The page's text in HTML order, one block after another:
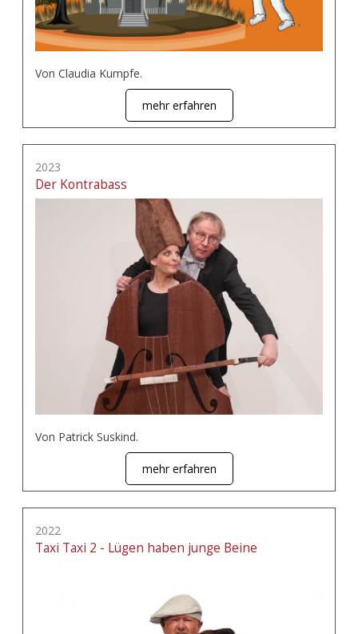
Von Claudia Kumpfe.
mehr erfahren
2023
Der Kontrabass
Von Patrick Suskind.
mehr erfahren
2022
Taxi Taxi 2 - Lügen haben junge Beine